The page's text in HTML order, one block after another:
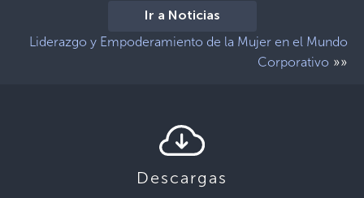
Ir a Noticias
Liderazgo y Empoderamiento de la Mujer en el Mundo
Corporativo »»
Descargas